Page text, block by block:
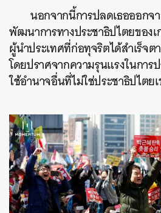
นอกจากนี้การปลดเธอออก
พัฒนาการทางประชาธิปไตยของ
ผู้นำประเทศที่ก่อทุจริตได้สำเร็จ
โดยปราศจากความรุนแรงในกา
ใช้อำนาจอื่นที่ไม่ใช่ประชาธิปไตย